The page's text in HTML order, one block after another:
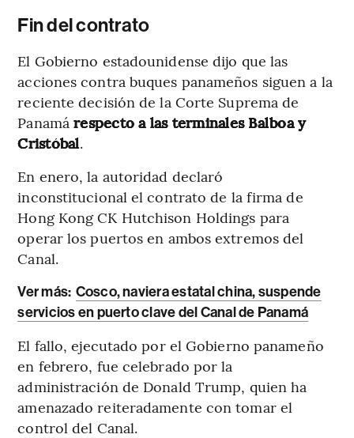
Fin del contrato
El Gobierno estadounidense dijo que las
acciones contra buques panameños siguen a la
reciente decisión de la Corte Suprema de
Panamárespecto a las terminales Balboa y
Cristóbal.
En enero, la autoridad declaró
inconstitucional el contrato de la firma de
Hong Kong CK Hutchison Holdings para
operar los puertos en ambos extremos del
Canal.
Ver más: Cosco, naviera estatal china, suspende
servicios en puerto clave del Canal de Panamá
El fallo, ejecutado por el Gobierno panameño
en febrero, fue celebrado por la
administración de Donald Trump, quien ha
amenazado reiteradamente con tomar el
control del Canal.